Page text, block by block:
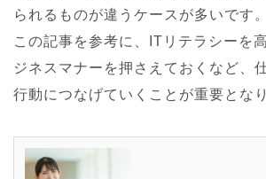
られるものが違うケースが多いです。
この記事を参考に、ITリテラシーを
ジネスマナーを押さえておくなど、
行動につなげていくことが重要とな